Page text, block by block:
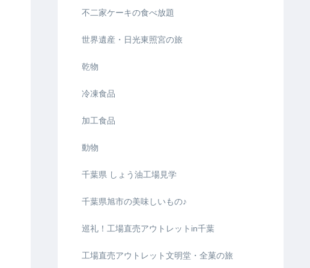
不二家ケーキの食べ放題
世界遺産・日光東照宮の旅
乾物
冷凍食品
加工食品
動物
千葉県 しょう油工場見学
千葉県旭市の美味しいもの♪
巡礼！工場直売アウトレットin千葉
工場直売アウトレット文明堂・全菓の旅